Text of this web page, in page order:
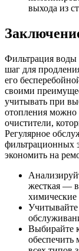
выхода из
Фильтрация
шаг для
его
своими
учитывать при
отопления можно
очистители,
Регулярное
фильтрационных
экономить на
жесткая —
Выбирайте
обеспечить